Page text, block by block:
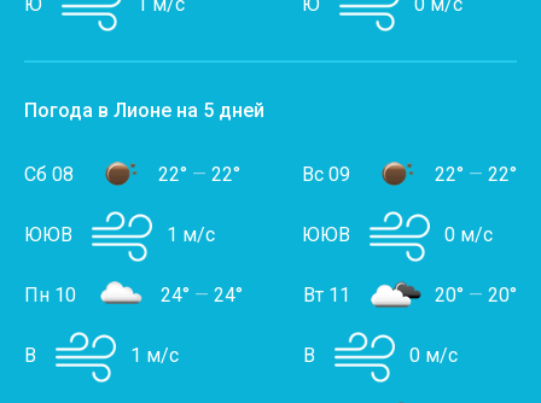
Погода в Лионе на 5 дней
Сб 08 22° — 22°
ЮЮВ 1 м/с
Вс 09 22° — 22°
ЮЮВ 0 м/с
Пн 10 24° — 24°
В 1 м/с
Вт 11 20° — 20°
В 0 м/с